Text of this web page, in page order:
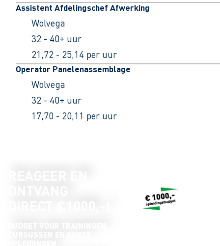
Assistent Afdelingschef Afwerking
Wolvega
32 - 40+ uur
21,72 - 25,14 per uur
Operator Panelenassemblage
Wolvega
32 - 40+ uur
17,70 - 20,11 per uur